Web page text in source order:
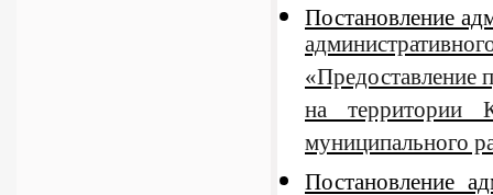
Постановление
«Предоставление
на территории
муниципального
Постановление